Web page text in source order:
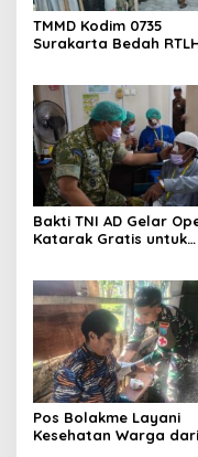
TMMD Kodim 0735
Surakarta Bedah
Bakti TNI AD Gelar
Katarak Gratis untuk
Pos Bolakme Layani
Kesehatan Warga dari